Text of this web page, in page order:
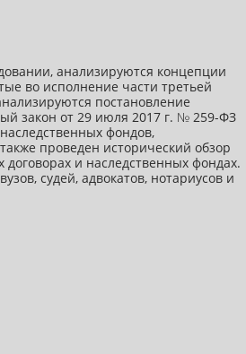
анализируются концепции
во исполнение части третьей
постановление
закон от 29 июля 2017 г. № 259-ФЗ
фондов,
проведен исторический обзор
и наследственных фондах.
судей, адвокатов, нотариусов и